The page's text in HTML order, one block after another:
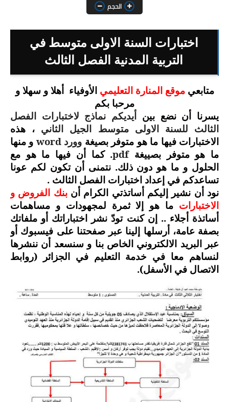
السنة الثالثة ابتدائي
السنة الرابعة ابتدائي
السنة الخامسة ابتدائي
شهادة التعليم الابتدائي
تزيين القسم
التعليم المتوسط
السنة الاولى متوسط
السنة الثانية متوسط
السنة الثالثة متوسط
السنة الرابعة متوسط
شهادة التعليم المتوسط
محفظة الأستاذ
بنك مذكرات الاستاذ
دفاتر استاذ التعليم الابتدائي
المسابقات المهنية
الحجم
اختبارات السنة الاولى متوسط في
التربية المدنية الفصل الثالث
متابعيموقع المنارة التعليميالأوفياء أهلا و سهلا و
مرحبا بكم
يسرنا أن نضع بين أيديكم نماذج لاختبارات الفصل
الثالث للسنة الاولى متوسط الجيل الثاني
، هذه
الاختبارات فيها ما هو متوفر بصيغة ووردword و منها
ما هو متوفر بصييغةpdf. كما أن فيها ما هو مع
الحلول و ما هو دون ذلك. نتمنى أن تكون لكم عونا
تساعدكم في إعداد اختبارات الفصل الثالث .
نود أن نشير إليكم أساتذتي الكرام أنبنك الفروض و
الاختبارات ما هو إلا ثمرة لمجهودات و مساهمات
أساتذة أجلاء .. إن كنت تودّ نشر اختباراتك أو ملفاتك
بصفة عامة، أرسلها إلينا عبر صفحتنا على فيسبوك أو
عبر البريد الالكتروني الخاص بنا و سنسعد أن ننشرها
لنساهم معا في خدمة التعليم في الجزائر (روابط
الاتصال في الأسفل).